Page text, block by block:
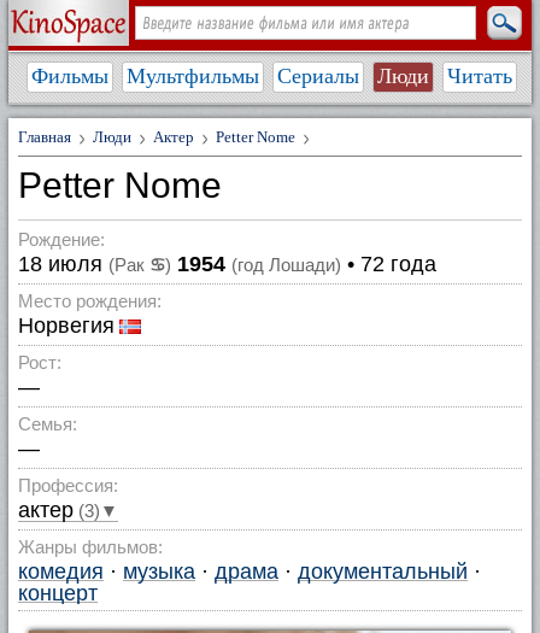
Фильмы Мультфильмы Сериалы Люди Читать
Главная Люди Актер Petter Nome
Petter Nome
Рождение:
18 июля (Рак ♋) 1954 (год Лошади) • 72 года
Место рождения:
Норвегия
Рост:
—
Семья:
—
Профессия:
актер (3)▼
Жанры фильмов:
комедия · музыка · драма · документальный ·
концерт